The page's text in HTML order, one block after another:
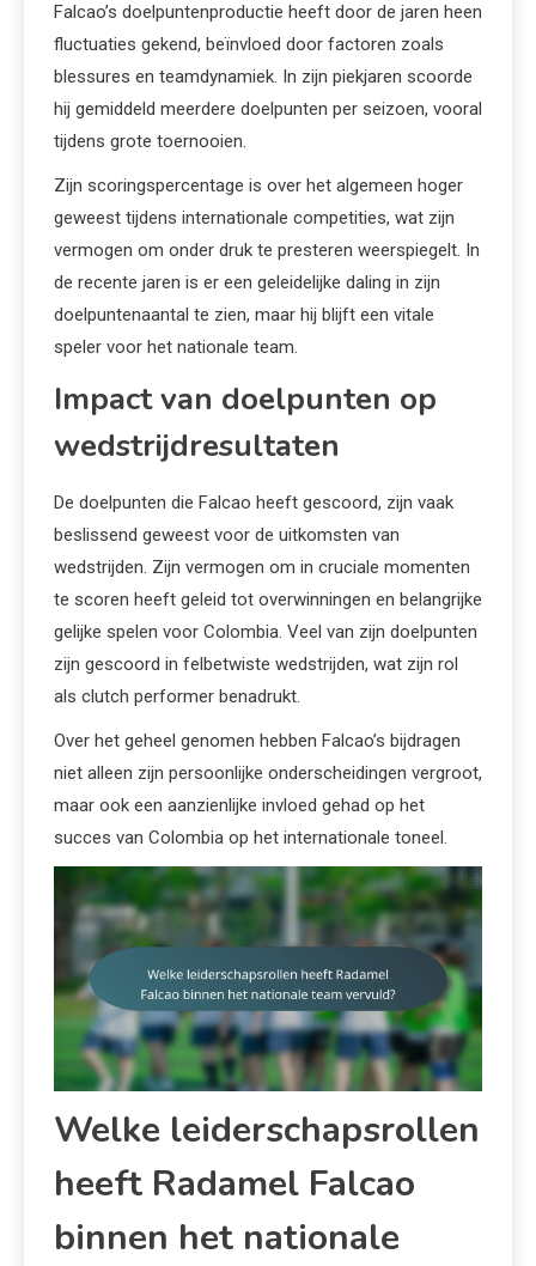
Falcao’s doelpuntenproductie heeft door de jaren heen
fluctuaties gekend, beïnvloed door factoren zoals
blessures en teamdynamiek. In zijn piekjaren scoorde
hij gemiddeld meerdere doelpunten per seizoen, vooral
tijdens grote toernooien.
Zijn scoringspercentage is over het algemeen hoger
geweest tijdens internationale competities, wat zijn
vermogen om onder druk te presteren weerspiegelt. In
de recente jaren is er een geleidelijke daling in zijn
doelpuntenaantal te zien, maar hij blijft een vitale
speler voor het nationale team.
Impact van doelpunten op
wedstrijdresultaten
De doelpunten die Falcao heeft gescoord, zijn vaak
beslissend geweest voor de uitkomsten van
wedstrijden. Zijn vermogen om in cruciale momenten
te scoren heeft geleid tot overwinningen en belangrijke
gelijke spelen voor Colombia. Veel van zijn doelpunten
zijn gescoord in felbetwiste wedstrijden, wat zijn rol
als clutch performer benadrukt.
Over het geheel genomen hebben Falcao’s bijdragen
niet alleen zijn persoonlijke onderscheidingen vergroot,
maar ook een aanzienlijke invloed gehad op het
succes van Colombia op het internationale toneel.
Welke leiderschapsrollen
heeft Radamel Falcao
binnen het nationale